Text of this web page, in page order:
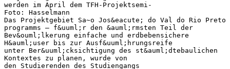
werden im April dem TFH-Projektsemi-
Foto: Hasselmann
Das Projektgebiet Sa~o Jos&eacute; do Val do Rio Preto
programms – f&uuml;r den &auml;rmsten Teil der
Bev&ouml;lkerung einfache und erdbebensichere
H&auml;user bis zur Ausf&uuml;hrungsreife
unter Ber&uuml;cksichtigung des st&auml;dtebaulichen
Kontextes zu planen, wurde von
den Studierenden des Studiengangs